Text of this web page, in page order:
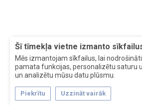
Šī tīmekļa vietne izmanto
Mēs izmantojam sīkfailus, lai
pamata funkcijas, personalizētu saturu
un analizētu mūsu datu plūsmu.
Piekrītu Uzzināt vairāk